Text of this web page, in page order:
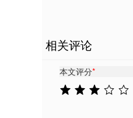
相关评论
本文评分*